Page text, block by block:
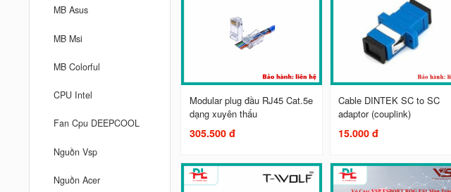
MB Asus
MB Msi
MB Colorful
CPU Intel
Fan Cpu DEEPCOOL
Nguồn Vsp
Nguồn Acer
Modular plug đầu RJ45 Cat.5e
dạng xuyên thấu
305.500 đ
Cable DINTEK SC to SC
adaptor (couplink)
15.000 đ